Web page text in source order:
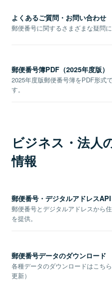
よくあるご質問・お問い合わせ
郵便番号に関するさまざまな疑問に
郵便番号簿PDF（2025年度版）
2025年度版郵便番号簿をPDF形式
す。
ビジネス・法人
情報
郵便番号・デジタルアドレスAPI
郵便番号とデジタルアドレスから
を提供。
郵便番号データのダウンロード
各種データのダウンロードはこち
更新）